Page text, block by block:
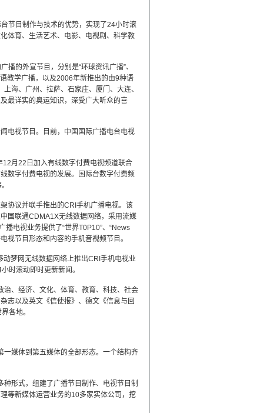
节目制作与技术的优势，实现了24小时滚
体育、生活艺术、电影、电视剧、科学教
的外宣节目，分别是“环球资讯广播”、
教学广播，以及2006年新推出的由9种语
海、广州、拉萨、石家庄、厦门、大连、
最详实的奥运知识，深受广大听众的喜
电视节目。目前，中国国际广播电台电视
月22日加入有线数字付费电视频道联合
数字付费电视的发展。国际台数字付费频
协议并联手推出的CRI手机广播电视。该
国联通CDMA1X无线数据网络，采用流媒
电视业务提供了“世界T0P10”、“News
视节目形态和内容的手机音视频节目。
梦网无线数据网络上推出CRI手机电视业
时滚动即时更新新闻。
、经济、文化、体育、教育、科技、社会
志以及英文《信使报》、德文《信息与回
各地。
一媒体到第五媒体的全部形态。一个结构齐
形式，组建了广播节目制作、电视节目制
等新媒体运营业务的10多家实体公司，挖